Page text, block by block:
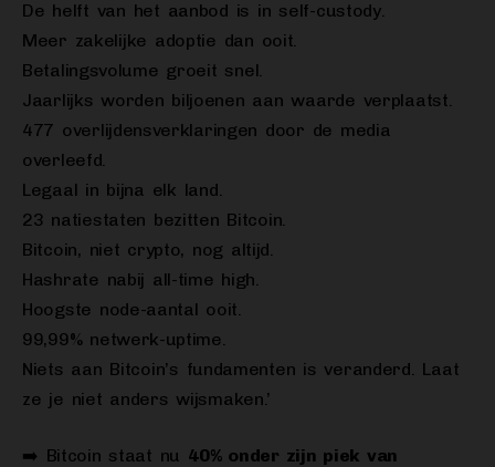
De helft van het aanbod is in self-custody.
Meer zakelijke adoptie dan ooit.
Betalingsvolume groeit snel.
Jaarlijks worden biljoenen aan waarde verplaatst.
477 overlijdensverklaringen door de media
overleefd.
Legaal in bijna elk land.
23 natiestaten bezitten Bitcoin.
Bitcoin, niet crypto, nog altijd.
Hashrate nabij all-time high.
Hoogste node-aantal ooit.
99,99% netwerk-uptime.
Niets aan Bitcoin’s fundamenten is veranderd. Laat
ze je niet anders wijsmaken.’
➡️ Bitcoin staat nu 40% onder zijn piek van